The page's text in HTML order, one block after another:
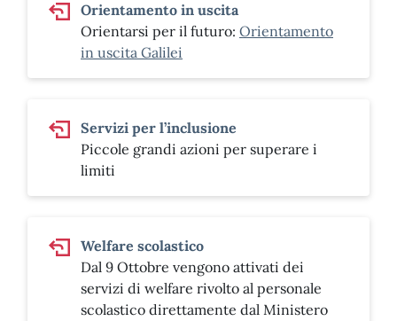
Orientamento in uscita
Orientarsi per il futuro: Orientamento
in uscita Galilei
Servizi per l’inclusione
Piccole grandi azioni per superare i
limiti
Welfare scolastico
Dal 9 Ottobre vengono attivati dei
servizi di welfare rivolto al personale
scolastico direttamente dal Ministero